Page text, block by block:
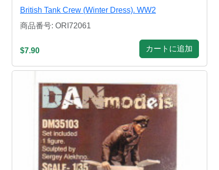
British Tank Crew (Winter Dress). WW2
商品番号: ORI72061
$7.90 カートに追加